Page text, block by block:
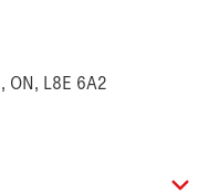
ON, L8E 6A2